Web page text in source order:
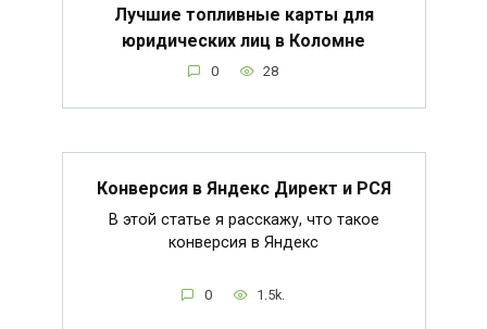
Лучшие топливные карты для
юридических лиц в Коломне
0 28
Конверсия в Яндекс Директ и РСЯ
В этой статье я расскажу, что такое
конверсия в Яндекс
0 1.5k.